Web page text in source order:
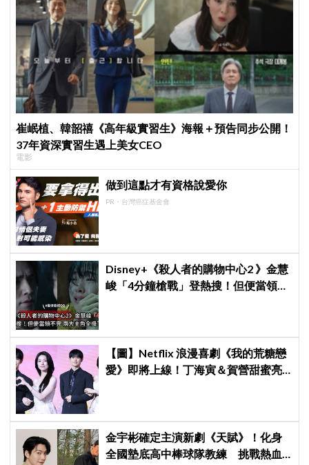
崔岷植、韓韶禧《高年級實習生》海報＋預告同步公開！
37年資深實習生遇上美女CEO
電影
做到這點才有資格說愛你
PR・台灣癌症基金會
Disney+《殺人者的購物中心2 》金慧
峻「4分鐘槍戰」登熱搜！但便當領不
【圖】Netflix 浪漫喜劇《我的荒糖戀
愛》即將上線！丁海寅＆賀營甜蜜亮
金宇彬確定主演新劇《天賦》！化身
全國墊底高中棒球隊教練 挑戰熱血